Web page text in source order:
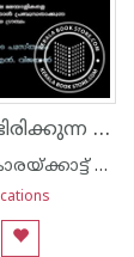
മാറിക്കൊണ്ടിരിക്കുന്ന കേരളം
ഫ്രാന്‍സിസ് കാരയ്ക്കാട്ട് ഏസ് ഡി ബി